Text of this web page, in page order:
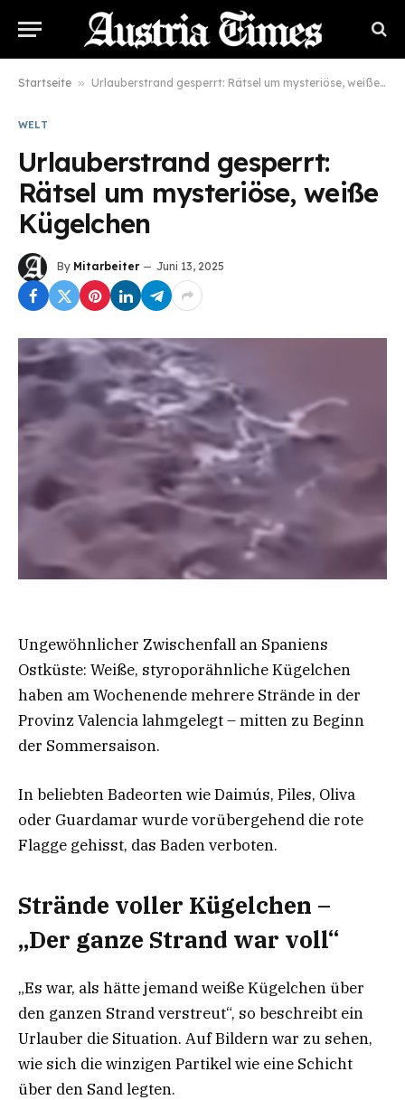
Startseite » Urlauberstrand gesperrt: Rätsel um mysteriöse, weiße Kügelchen
WELT
Urlauberstrand gesperrt:
Rätsel um mysteriöse, weiße
Kügelchen
By Mitarbeiter Juni 13, 2025
Ungewöhnlicher Zwischenfall an Spaniens
Ostküste: Weiße, styroporähnliche Kügelchen
haben am Wochenende mehrere Strände in der
Provinz Valencia lahmgelegt – mitten zu Beginn
der Sommersaison.
In beliebten Badeorten wie Daimús, Piles, Oliva
oder Guardamar wurde vorübergehend die rote
Flagge gehisst, das Baden verboten.
Strände voller Kügelchen –
„Der ganze Strand war voll“
„Es war, als hätte jemand weiße Kügelchen über
den ganzen Strand verstreut“, so beschreibt ein
Urlauber die Situation. Auf Bildern war zu sehen,
wie sich die winzigen Partikel wie eine Schicht
über den Sand legten.